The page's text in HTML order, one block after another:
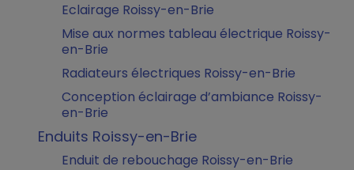
Eclairage Roissy-en-Brie
Mise aux normes tableau électrique Roissy-
en-Brie
Radiateurs électriques Roissy-en-Brie
Conception éclairage d’ambiance Roissy-
en-Brie
Enduits Roissy-en-Brie
Enduit de rebouchage Roissy-en-Brie